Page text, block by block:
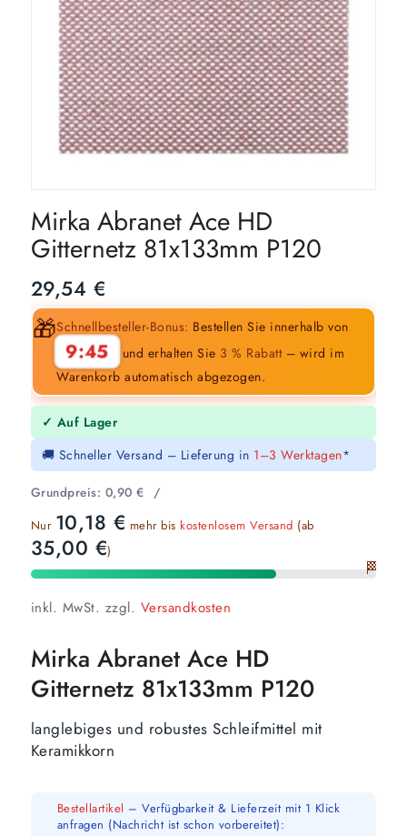
Mirka Abranet Ace HD
Gitternetz 81x133mm P120
29,54 €
🎁Schnellbesteller-Bonus: Bestellen Sie innerhalb von
9:44 und erhalten Sie 3 % Rabatt– wird im
Warenkorb automatisch abgezogen.
✓ Auf Lager
🚚 Schneller Versand – Lieferung in 1–3 Werktagen*
Grundpreis: 0,90€
/
Nur 10,18 € mehr bis kostenlosem Versand (ab
35,00 €)
🏁
inkl. MwSt. zzgl. Versandkosten
Mirka Abranet Ace HD
Gitternetz 81x133mm P120
langlebiges und robustes Schleifmittel mit
Keramikkorn
Bestellartikel – Verfügbarkeit & Lieferzeit mit 1 Klick
anfragen (Nachricht ist schon vorbereitet):